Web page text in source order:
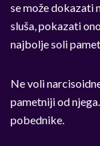
se može dokazati
sluša, pokazati
najbolje soli
Ne voli
pametniji od
pobednike.